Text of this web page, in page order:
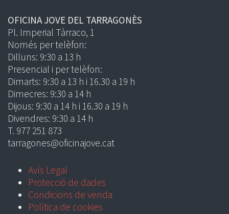
OFICINA JOVE DEL TARRAGONÈS
Pl. Imperial Tàrraco, 1
Només per telèfon:
Dilluns: 9:30 a 13 h
Presencial i per telèfon:
Dimarts: 9:30 a 13 h i 16.30 a 19 h
Dimecres: 9:30 a 14 h
Dijous: 9:30 a 14 h i 16.30 a 19 h
Divendres: 9:30 a 14 h
T. 977 251 873
tarragones@oficinajove.cat
Avís Legal
Protecció de dades
Condicions de venda
Política de cookies